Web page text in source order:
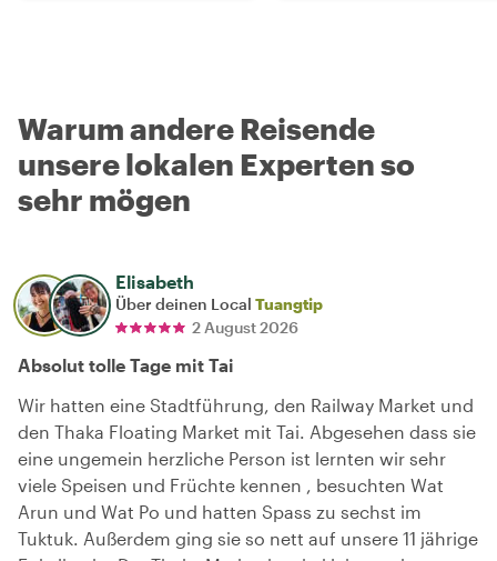
Warum andere Reisende
unsere lokalen Experten so
sehr mögen
Elisabeth
Über deinen Local Tuangtip
2 August 2026
Absolut tolle Tage mit Tai
Wir hatten eine Stadtführung, den Railway Market und
den Thaka Floating Market mit Tai. Abgesehen dass sie
eine ungemein herzliche Person ist lernten wir sehr
viele Speisen und Früchte kennen , besuchten Wat
Arun und Wat Po und hatten Spass zu sechst im
Tuktuk. Außerdem ging sie so nett auf unsere 11 jährige